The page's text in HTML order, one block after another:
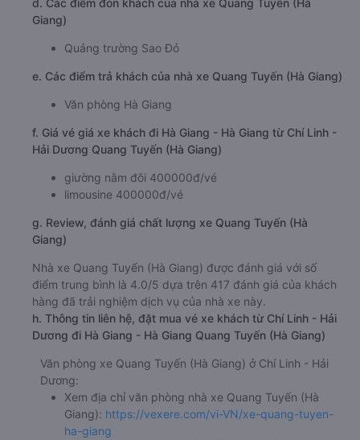
d. Các điểm đón khách của nhà xe Quang Tuyến (Hà
Giang)
Quảng trường Sao Đỏ
e. Các điểm trả khách của nhà xe Quang Tuyến (Hà Giang)
Văn phòng Hà Giang
f. Giá vé giá xe khách đi Hà Giang - Hà Giang từ Chí Linh -
Hải Dương Quang Tuyến (Hà Giang)
giường nằm đôi 400000đ/vé
limousine 400000đ/vé
g. Review, đánh giá chất lượng xe Quang Tuyến (Hà
Giang)
Nhà xe Quang Tuyến (Hà Giang) được đánh giá với số
điểm trung bình là 4.0/5 dựa trên 417 đánh giá của khách
hàng đã trải nghiệm dịch vụ của nhà xe này.
h. Thông tin liên hệ, đặt mua vé xe khách từ Chí Linh - Hải
Dương đi Hà Giang - Hà Giang Quang Tuyến (Hà Giang)
Văn phòng xe Quang Tuyến (Hà Giang) ở Chí Linh - Hải
Dương:
Xem địa chỉ văn phòng nhà xe Quang Tuyến (Hà
Giang): https://vexere.com/vi-VN/xe-quang-tuyen-
ha-giang